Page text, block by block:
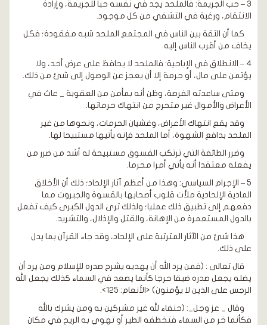
3 – حب الجريمة: فالملحد يجد في نفسه حبا للجريمة، وإرادة
الانتقام، ورغبة في التشفي من كل موجود.
كما أن الثقة بين الناس في المجتمع الملحد شبه مفقودة؛ فكل
يخاف من أقرب الناس إليه.
4 – الانطلاق في الإباحية: فالملحد لا يحافظ على عرض أحد، ولا
يؤتمن على مال، أو حرمة إلا أن يعجز عن الوصول إلى شئ من ذلك.
ومتى ساعدته الفرصة، وظن أنه بمأمن من العقوبة _ عاث في
الأعراض والأموال غير متحرج من انتهاك حرماتها.
وقد يقع انتهاك الأعراض، وغشيان الحرمات، ونحوها من غير
الملحد بدافع الشهوة، أما الملحد فإنه يأتيها مستبيحا لها.
وضرر الطائفة التي ترتكب الفسوق مستبيحة له أشد من ضرر من
يفعله معتقدا أنه يأتي أمرا محرما.
5 – الإجرام السياسي: وهذا من أعظم آثار الإلحاد؛ ذلك أن الأخلاق
المادية الإلحادية ملأت قلوب أصحابها بالقسوة والجبروت مما
دفعهم إلى تطبيق ذلك عمليا؛ ولذلك ترى الدول الكبرى كيف تفعل
بالدول المستعمرة من الإهانة، والقتل والإذلال، والتشريد.
هذا شئ من الآثار المترتبة على الإلحاد، وقد جاء القرآن بما يدل
على ذلك.
قال تعالى : (فمن يرد الله أن يهديه يشرح صدره للإسلام ومن يرد أن
يضله يجعل صدره ضيقا حرجا كأنما يصعد في السماء كذلك يجعل الله
الرجس على الذين لا يؤمنون) <الأنعام: 125>.
وقال _ عز وجل_: (حنفاء لله غير مشركين به ومن يشرك بالله
فكأنما خر من السماء فتخطفه الطير أو تهوي به الريح في مكان